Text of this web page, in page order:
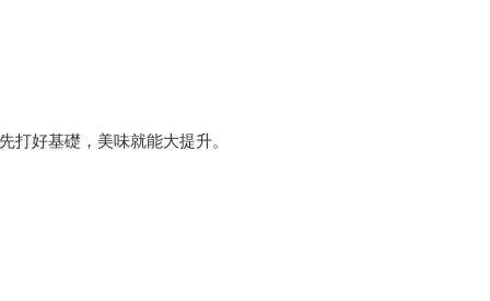
好基礎，美味就能大提升。